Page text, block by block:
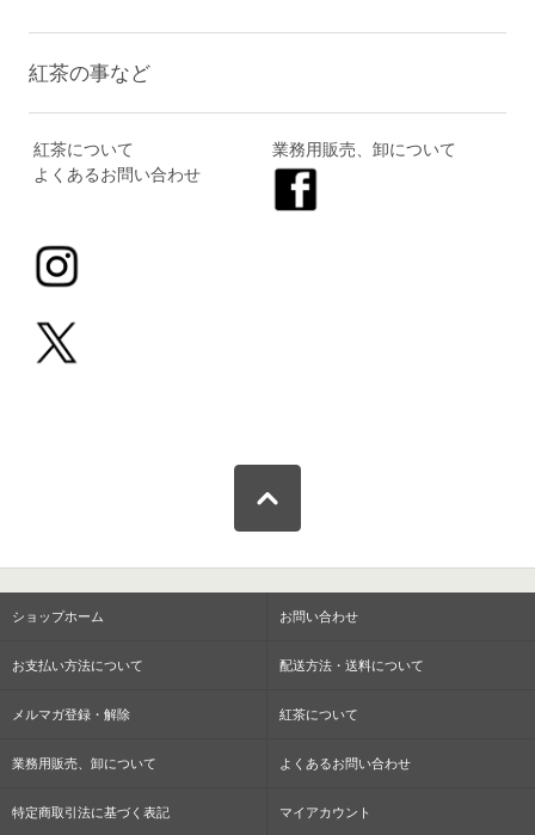
紅茶の事など
紅茶について
業務用販売、卸について
よくあるお問い合わせ
ショップホーム お問い合わせ
お支払い方法について 配送方法・送料について
メルマガ登録・解除 紅茶について
業務用販売、卸について よくあるお問い合わせ
特定商取引法に基づく表記 マイアカウント